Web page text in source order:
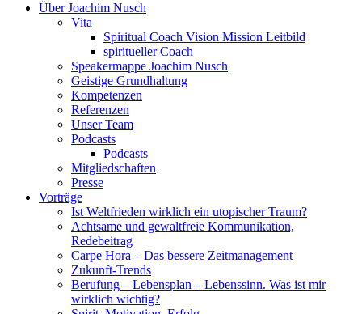
Über Joachim Nusch
Vita
Spiritual Coach Vision Mission Leitbild
spiritueller Coach
Speakermappe Joachim Nusch
Geistige Grundhaltung
Kompetenzen
Referenzen
Unser Team
Podcasts
Podcasts
Mitgliedschaften
Presse
Vorträge
Ist Weltfrieden wirklich ein utopischer Traum?
Achtsame und gewaltfreie Kommunikation,
Redebeitrag
Carpe Hora – Das bessere Zeitmanagement
Zukunft-Trends
Berufung – Lebensplan – Lebenssinn. Was ist mir
wirklich wichtig?